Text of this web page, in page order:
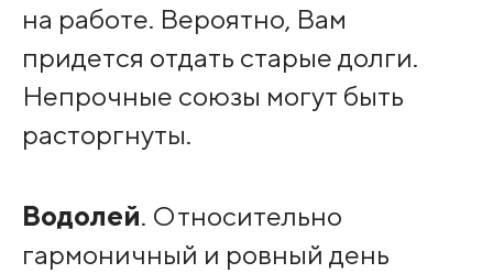
на работе. Вероятно, Вам
придется отдать старые долги.
Непрочные союзы могут быть
расторгнуты.
Водолей. Относительно
гармоничный и ровный день